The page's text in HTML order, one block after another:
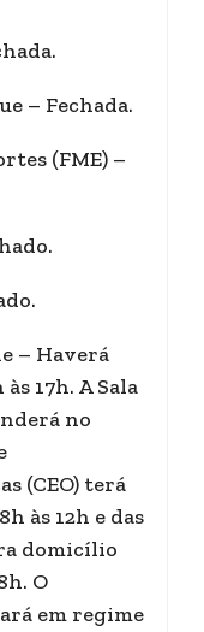
– Fechada.
(FME) –
– Haverá
17h. A Sala
no
(CEO) terá
às 12h e das
domicílio
O
em regime